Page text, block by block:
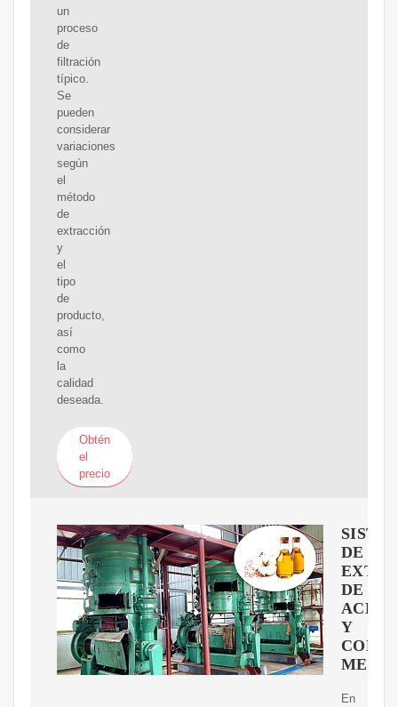
un
proceso
de
filtración
típico.
Se
pueden
considerar
variaciones
según
el
método
de
extracción
y
el
tipo
de
producto,
así
como
la
calidad
deseada.
Obtén
el
precio
DE
DE
Y
En